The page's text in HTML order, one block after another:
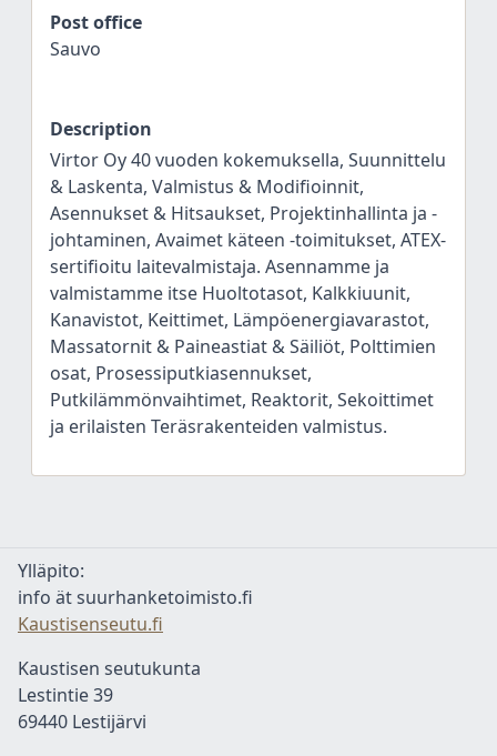
Post office
Sauvo
Description
Virtor Oy 40 vuoden kokemuksella, Suunnittelu
& Laskenta, Valmistus & Modifioinnit,
Asennukset & Hitsaukset, Projektinhallinta ja -
johtaminen, Avaimet käteen -toimitukset, ATEX-
sertifioitu laitevalmistaja. Asennamme ja
valmistamme itse Huoltotasot, Kalkkiuunit,
Kanavistot, Keittimet, Lämpöenergiavarastot,
Massatornit & Paineastiat & Säiliöt, Polttimien
osat, Prosessiputkiasennukset,
Putkilämmönvaihtimet, Reaktorit, Sekoittimet
ja erilaisten Teräsrakenteiden valmistus.
Ylläpito:
info ät suurhanketoimisto.fi
Kaustisenseutu.fi
Kaustisen seutukunta
Lestintie 39
69440 Lestijärvi